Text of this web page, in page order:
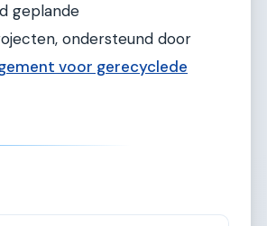
geplande
ondersteund door
voor gerecyclede